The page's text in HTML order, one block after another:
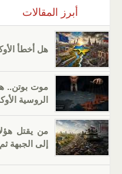
أبرز المقالات
هل أخطأ
موت بوتن..
الروسية
من يقتل
إلى الجبهة